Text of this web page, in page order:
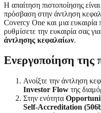
Η απαίτηση πιστοποίησης
πρόσβαση στην άντληση
Covercy One και μια ευκαιρία
ρυθμίσετε την ευκαιρία σας
άντλησης κεφαλαίων.
Ενεργοποίηση της
Ανοίξτε την άντληση
Investor Flow της
Στην ενότητα
Self-Accreditation